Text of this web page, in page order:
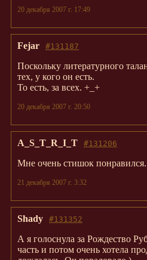
20 декабря 2007 г. 17:49
#131187
Fejar
Поскольку литературного
тех, у кого он есть.
То есть, за всех. +_+
20 декабря 2007 г. 20:50
#131206
A_S_T_R_I_T
Мне очень стишок
21 декабря 2007 г. 3:32
#131352
Shady
А я голоснула за Рождество
часть и потом очень хотела